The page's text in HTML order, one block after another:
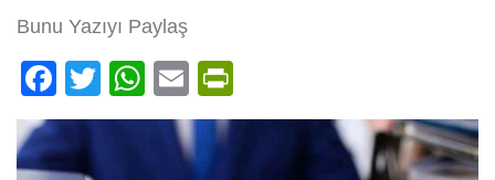
Bunu Yazıyı Paylaş
Facebook
Twitter
WhatsApp
Email